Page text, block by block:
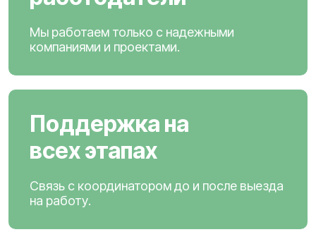
Мы работаем только с надежными
компаниями и проектами.
Поддержка на
всех этапах
Связь с координатором до и после выезда
на работу.